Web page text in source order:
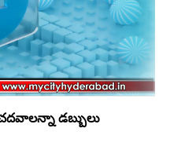
చదవాలన్నా డబ్బులు